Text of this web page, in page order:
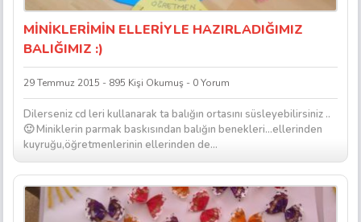
MİNİKLERİMİN ELLERİYLE HAZIRLADIĞIMIZ
BALIĞIMIZ :)
29 Temmuz 2015 - 895 Kişi Okumuş - 0 Yorum
Dilerseniz cd leri kullanarak ta balığın ortasını süsleyebilirsiniz ..
🙂 Miniklerin parmak baskısından balığın benekleri…ellerinden
kuyruğu,öğretmenlerinin ellerinden de...